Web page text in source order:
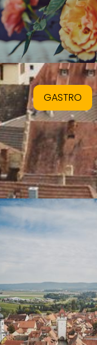
GASTRO